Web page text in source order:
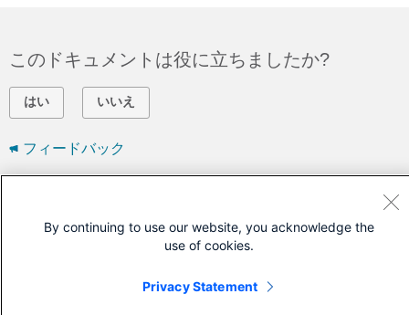
このドキュメントは役に立ちましたか?
はい いいえ
フィードバック
サポート ケースをオープン
By continuing to use our website, you acknowledge the
use of cookies.
Privacy Statement